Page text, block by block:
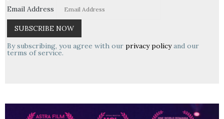
Email Address
By subscribing, you agree with our privacy policyand our
terms of service.